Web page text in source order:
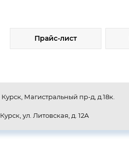
Прайс-лист
Курск, Магистральный пр-д, д.18к.
ул. Литовская, д. 12А